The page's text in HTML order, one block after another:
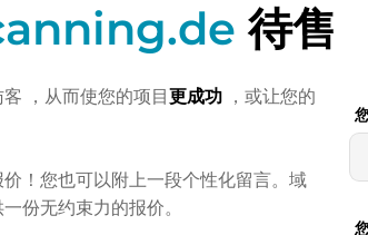
待售
，从而使您的项目更成功 ，或让您的
！您也可以附上一段个性化留言。域
份无约束力的报价。